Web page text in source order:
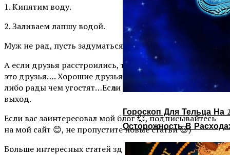
Гороскоп Для Тельца На
Осторожность В
1. Кипятим воду.
2. Заливаем лапшу водой.
Муж не рад, пусть задуматься где накосячил…
А если друзья расстроились, то надо задуматься, точно
это друзья…. Хорошие друзья приходят с тортиком,
либо рады чем угостят…Если нет, всегда есть дверь на
выход.
Если вас заинтересовал мой блог 💞, подписывайтесь
на мой сайт 😊, не пропустите новые статьи 😉)
Больше интересных статей здесь: Отношения.